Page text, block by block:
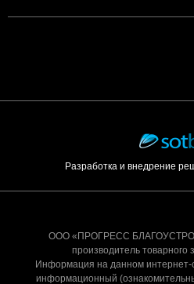
Разработка и внедрение
ООО «ПРОГРЕСС
производитель
Информация на данном интернет-
информационный